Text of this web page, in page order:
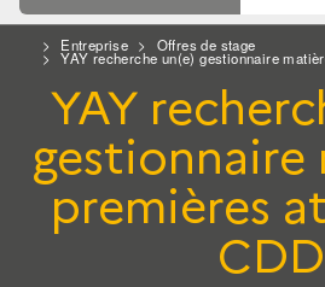
YAY
gestionnaire
premières
CDD
Entreprise Offres de stage
YAY recherche un(e) gestionnaire